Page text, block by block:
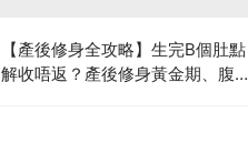
【產後修身全攻略】生完B個肚點
解收唔返？產後修身黃金期、腹直